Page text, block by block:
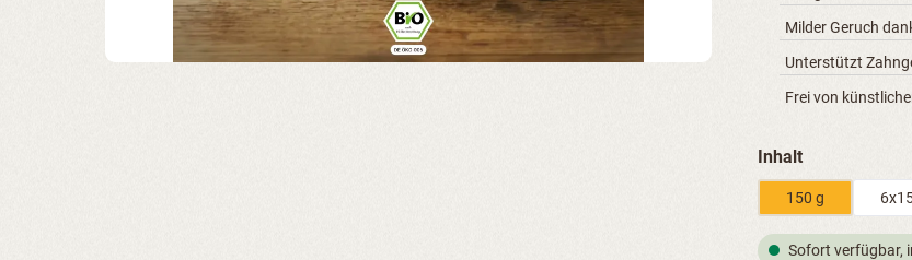
Milder Geruch
Unterstützt
Frei von
Inhaltauswählen
150 g
Sofort verfügbar,